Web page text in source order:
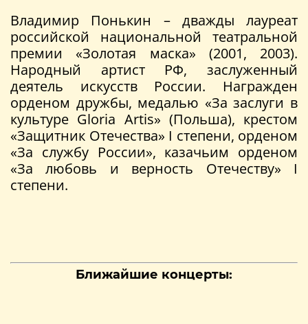
Владимир Понькин – дважды лауреат
российской национальной театральной
премии «Золотая маска» (2001, 2003).
Народный артист РФ, заслуженный
деятель искусств России. Награжден
орденом дружбы, медалью «За заслуги в
культуре Gloria Artis» (Польша), крестом
«Защитник Отечества» I степени, орденом
«За службу России», казачьим орденом
«За любовь и верность Отечеству» I
степени.
Ближайшие концерты: